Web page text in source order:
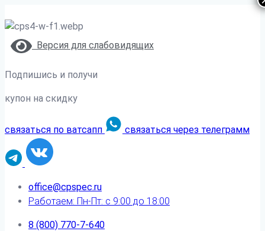
Версия для слабовидящих
Подпишись и получи
купон на скидку
связаться по ватсапп связаться через телеграмм
office@cpspec.ru
Работаем: Пн-Пт: с 9:00 до 18:00
8 (800) 770-7-640